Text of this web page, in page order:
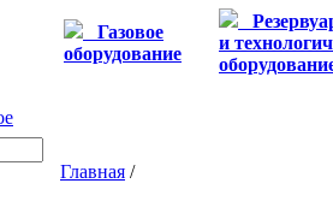
Газовое
оборудование
и
Главная /